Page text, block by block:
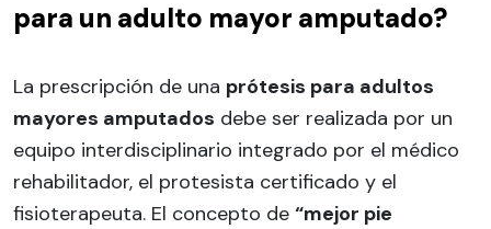
para un adulto mayor amputado?
La prescripción de una prótesis para adultos
mayores amputados debe ser realizada por un
equipo interdisciplinario integrado por el médico
rehabilitador, el protesista certificado y el
fisioterapeuta. El concepto de “mejor pie